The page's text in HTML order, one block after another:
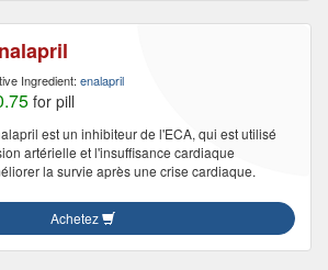
Ingredient: enalapril
for pill
est un inhibiteur de l'ECA, qui est utilisé
artérielle et l'insuffisance cardiaque
la survie après une crise cardiaque.
Achetez